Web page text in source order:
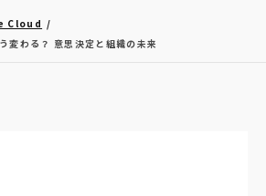
Cloud
変わる？ 意思決定と組織の未来